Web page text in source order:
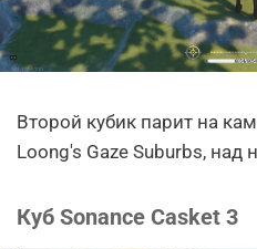
Второй кубик парит на
Loong's Gaze Suburbs,
Куб Sonance Casket 3